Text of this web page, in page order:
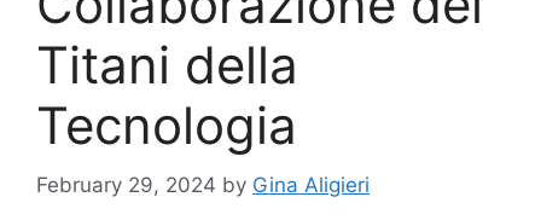
Titani della
Tecnologia
February 29, 2024 by Gina Aligieri